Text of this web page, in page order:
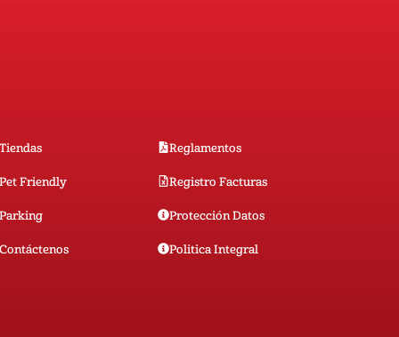
Tiendas
Pet Friendly
Parking
Contáctenos
Reglamentos
Registro Facturas
Protección Datos
Politica Integral